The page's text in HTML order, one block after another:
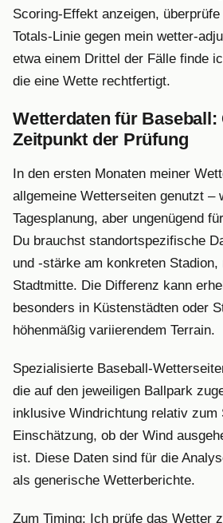
Scoring-Effekt anzeigen,
Totals-Linie gegen mein wetter-
etwa einem Drittel der Fälle finde
die eine Wette rechtfertigt.
Wetterdaten für Baseball:
Zeitpunkt der Prüfung
In den ersten Monaten meiner
allgemeine Wetterseiten genutzt –
Tagesplanung, aber ungenügend
Du brauchst standortspezifische
und -stärke am konkreten Stadion,
Stadtmitte. Die Differenz kann
besonders in Küstenstädten oder
höhenmäßig variierendem Terrain.
Spezialisierte Baseball-
die auf den jeweiligen Ballpark
inklusive Windrichtung relativ zum
Einschätzung, ob der Wind
ist. Diese Daten sind für die
als generische Wetterberichte.
Zum Timing: Ich prüfe das Wetter